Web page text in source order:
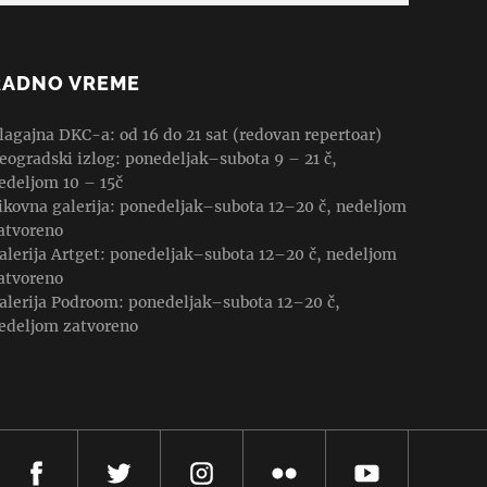
VREME
DKC-a: od 16 do 21 sat (redovan repertoar)
izlog: ponedeljak–subota 9 – 21 č,
10 – 15č
galerija: ponedeljak–subota 12–20 č, nedeljom
Artget: ponedeljak–subota 12–20 č, nedeljom
Podroom: ponedeljak–subota 12–20 č,
zatvoreno